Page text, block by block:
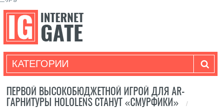
КАТЕГОРИИ
ПЕРВОЙ ВЫСОКОБЮДЖЕТНОЙ ИГРОЙ ДЛЯ AR-
ГАРНИТУРЫ HOLOLENS СТАНУТ «СМУРФИКИ»
/